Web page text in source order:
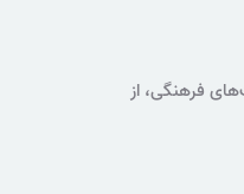
فرهنگی، از